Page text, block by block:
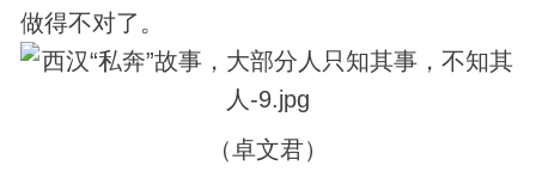
做得不对了。
（卓文君）